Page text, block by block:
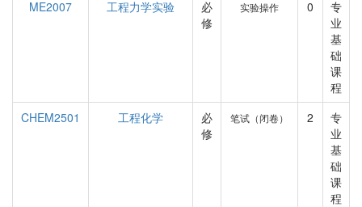
ME2007 工程力学实验
必
修
实验操作 0
专
业
基
础
课
程
CHEM2501
工程化学
必
修
笔试（闭卷） 2
专
业
基
础
课
程